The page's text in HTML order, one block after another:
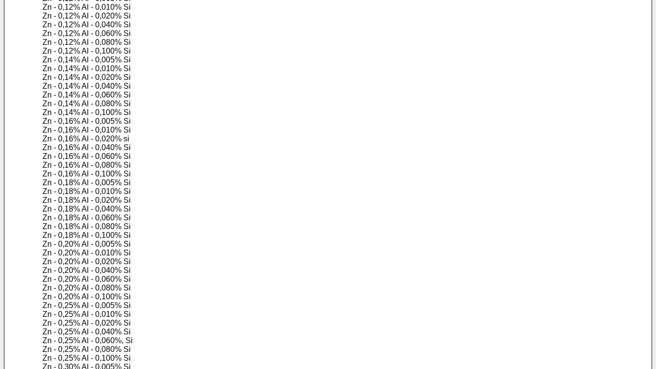
Zn - 0,12% Al - 0,010% Si
Zn - 0,12% Al - 0,020% Si
Zn - 0,12% Al - 0,040% Si
Zn - 0,12% Al - 0,060% Si
Zn - 0,12% Al - 0,080% Si
Zn - 0,12% Al - 0,100% Si
Zn - 0,14% Al - 0,005% Si
Zn - 0,14% Al - 0,010% Si
Zn - 0,14% Al - 0,020% Si
Zn - 0,14% Al - 0,040% Si
Zn - 0,14% Al - 0,060% Si
Zn - 0,14% Al - 0,080% Si
Zn - 0,14% Al - 0,100% Si
Zn - 0,16% Al - 0,005% Si
Zn - 0,16% Al - 0,010% Si
Zn - 0,16% Al - 0,020% si
Zn - 0,16% Al - 0,040% Si
Zn - 0,16% Al - 0,060% Si
Zn - 0,16% Al - 0,080% Si
Zn - 0,16% Al - 0,100% Si
Zn - 0,18% Al - 0,005% Si
Zn - 0,18% Al - 0,010% Si
Zn - 0,18% Al - 0,020% Si
Zn - 0,18% Al - 0,040% Si
Zn - 0,18% Al - 0,060% Si
Zn - 0,18% Al - 0,080% Si
Zn - 0,18% Al - 0,100% Si
Zn - 0,20% Al - 0,005% Si
Zn - 0,20% Al - 0,010% Si
Zn - 0,20% Al - 0,020% Si
Zn - 0,20% Al - 0,040% Si
Zn - 0,20% Al - 0,060% Si
Zn - 0,20% Al - 0,080% Si
Zn - 0,20% Al - 0,100% Si
Zn - 0,25% Al - 0,005% Si
Zn - 0,25% Al - 0,010% Si
Zn - 0,25% Al - 0,020% Si
Zn - 0,25% Al - 0,040% Si
Zn - 0,25% Al - 0,060%, Si
Zn - 0,25% Al - 0,080% Si
Zn - 0,25% Al - 0,100% Si
Zn - 0,30% Al - 0,005% Si